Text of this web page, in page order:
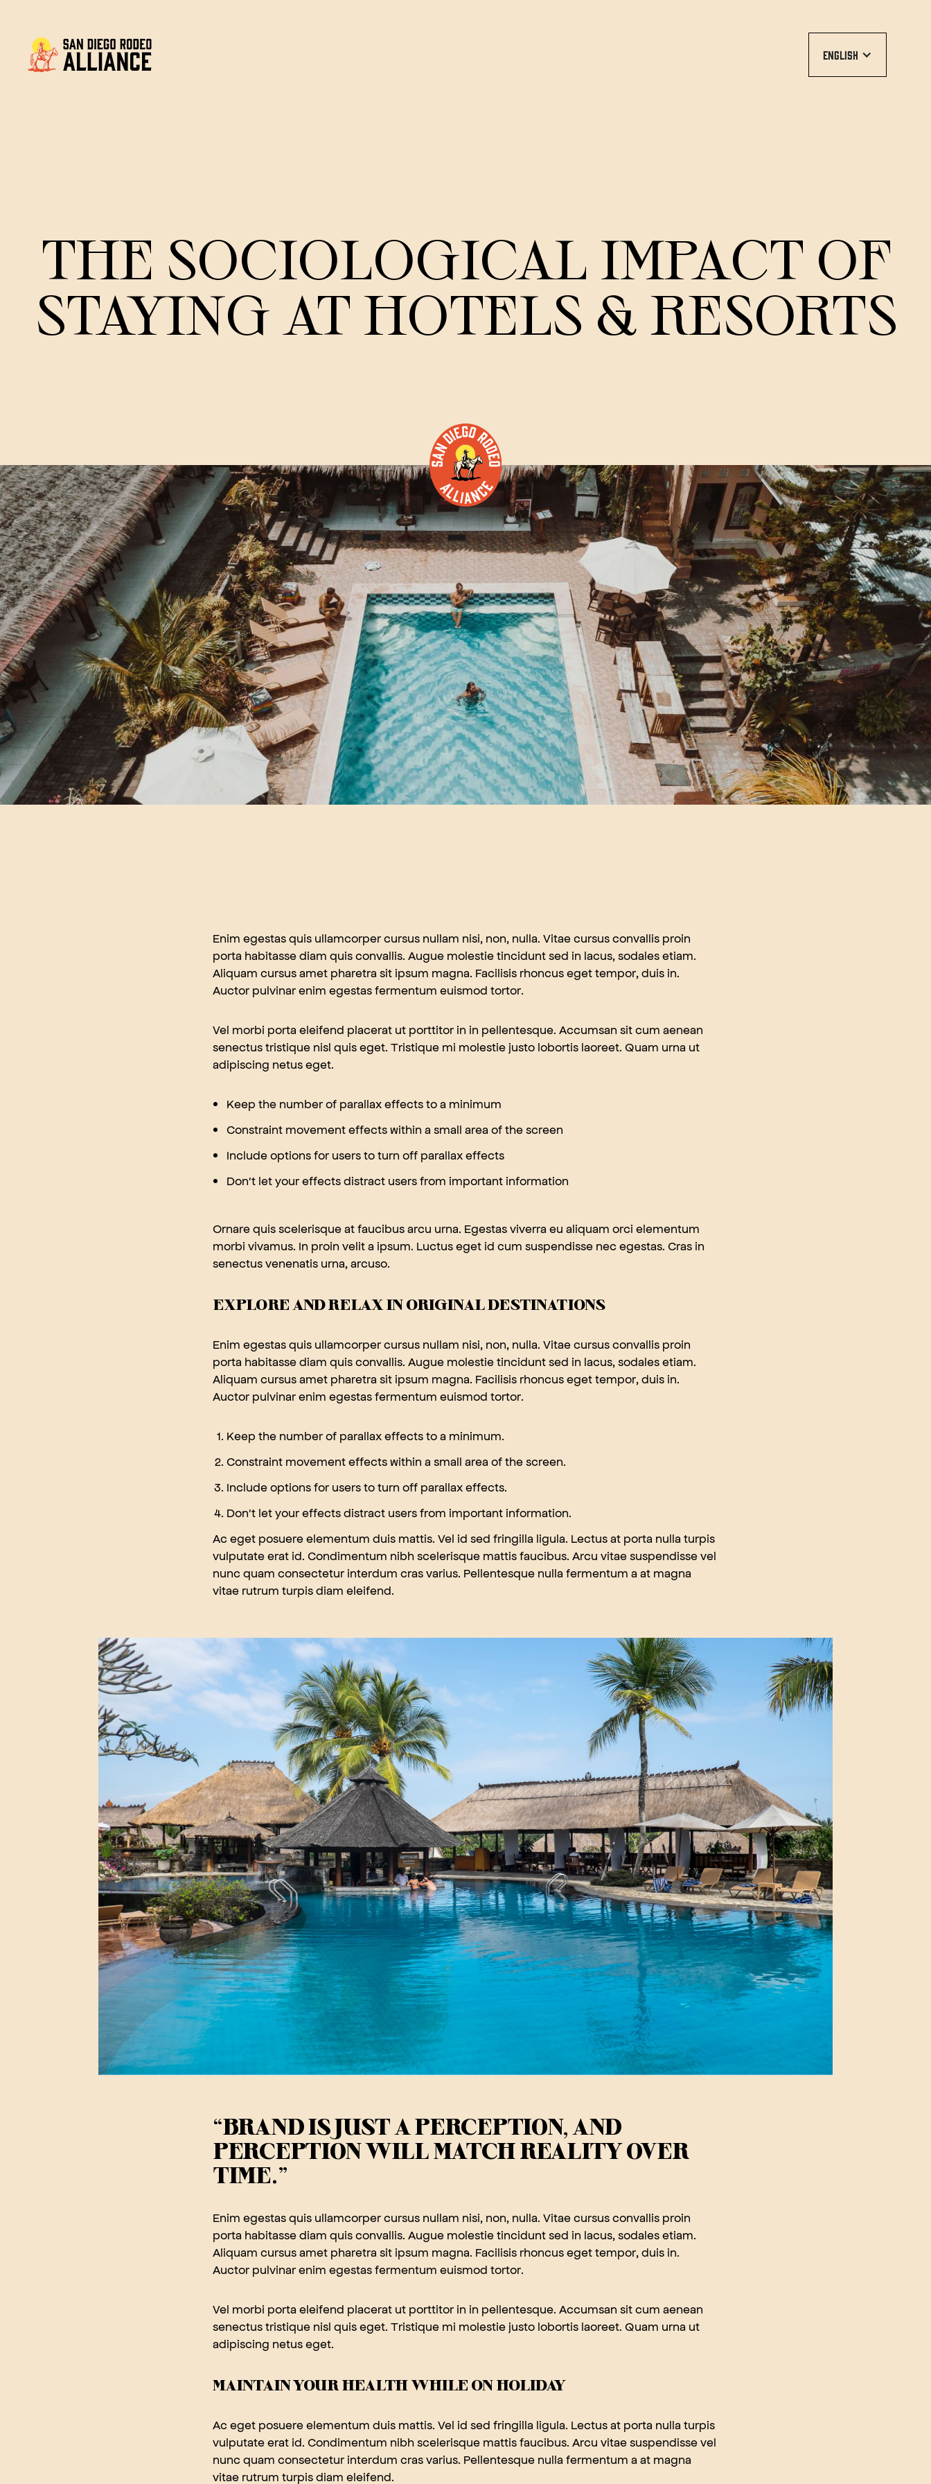
English
THE SOCIOLOGICAL IMPACT OF
STAYING AT HOTELS & RESORTS
Enim egestas quis ullamcorper cursus nullam nisi, non, nulla. Vitae cursus convallis proin
porta habitasse diam quis convallis. Augue molestie tincidunt sed in lacus, sodales etiam.
Aliquam cursus amet pharetra sit ipsum magna. Facilisis rhoncus eget tempor, duis in.
Auctor pulvinar enim egestas fermentum euismod tortor.
Vel morbi porta eleifend placerat ut porttitor in in pellentesque. Accumsan sit cum aenean
senectus tristique nisl quis eget. Tristique mi molestie justo lobortis laoreet. Quam urna ut
adipiscing netus eget.
Keep the number of parallax effects to a minimum
Constraint movement effects within a small area of the screen
Include options for users to turn off parallax effects
Don't let your effects distract users from important information
Ornare quis scelerisque at faucibus arcu urna. Egestas viverra eu aliquam orci elementum
morbi vivamus. In proin velit a ipsum. Luctus eget id cum suspendisse nec egestas. Cras in
senectus venenatis urna, arcuso.
EXPLORE AND RELAX IN ORIGINAL DESTINATIONS
Enim egestas quis ullamcorper cursus nullam nisi, non, nulla. Vitae cursus convallis proin
porta habitasse diam quis convallis. Augue molestie tincidunt sed in lacus, sodales etiam.
Aliquam cursus amet pharetra sit ipsum magna. Facilisis rhoncus eget tempor, duis in.
Auctor pulvinar enim egestas fermentum euismod tortor.
Keep the number of parallax effects to a minimum.
Constraint movement effects within a small area of the screen.
Include options for users to turn off parallax effects.
Don't let your effects distract users from important information.
Ac eget posuere elementum duis mattis. Vel id sed fringilla ligula. Lectus at porta nulla turpis
vulputate erat id. Condimentum nibh scelerisque mattis faucibus. Arcu vitae suspendisse vel
nunc quam consectetur interdum cras varius. Pellentesque nulla fermentum a at magna
vitae rutrum turpis diam eleifend.
“BRAND IS JUST A PERCEPTION, AND
PERCEPTION WILL MATCH REALITY OVER
TIME.”
Enim egestas quis ullamcorper cursus nullam nisi, non, nulla. Vitae cursus convallis proin
porta habitasse diam quis convallis. Augue molestie tincidunt sed in lacus, sodales etiam.
Aliquam cursus amet pharetra sit ipsum magna. Facilisis rhoncus eget tempor, duis in.
Auctor pulvinar enim egestas fermentum euismod tortor.
Vel morbi porta eleifend placerat ut porttitor in in pellentesque. Accumsan sit cum aenean
senectus tristique nisl quis eget. Tristique mi molestie justo lobortis laoreet. Quam urna ut
adipiscing netus eget.
MAINTAIN YOUR HEALTH WHILE ON HOLIDAY
Ac eget posuere elementum duis mattis. Vel id sed fringilla ligula. Lectus at porta nulla turpis
vulputate erat id. Condimentum nibh scelerisque mattis faucibus. Arcu vitae suspendisse vel
nunc quam consectetur interdum cras varius. Pellentesque nulla fermentum a at magna
vitae rutrum turpis diam eleifend.